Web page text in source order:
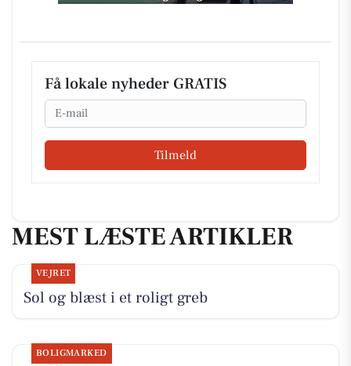
Få lokale nyheder GRATIS
Email
Tilmeld
MEST LÆSTE ARTIKLER
VEJRET
Sol og blæst i et roligt greb
BOLIGMARKED